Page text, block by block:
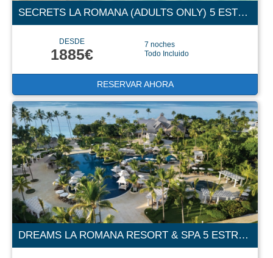
SECRETS LA ROMANA (ADULTS ONLY) 5 ESTRELLAS
DESDE
1885€
7 noches
Todo Incluido
RESERVAR AHORA
DREAMS LA ROMANA RESORT & SPA 5 ESTRELLAS